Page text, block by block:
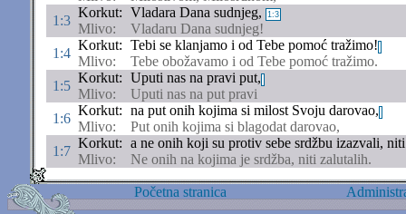
1:3
Korkut: Vladara Dana sudnjeg, 1:3
Mlivo:
Vladaru Dana sudnjeg!
1:4
Korkut: Tebi se klanjamo i od Tebe pomoć tražimo!
Mlivo:
Tebe obožavamo i od Tebe pomoć tražimo.
1:5
Korkut: Uputi nas na pravi put,
Mlivo:
Uputi nas na put pravi
1:6
Korkut: na put onih kojima si milost Svoju darovao,
Mlivo:
Put onih kojima si blagodat darovao,
1:7
Korkut: a ne onih koji su protiv sebe srdžbu izazvali,
Mlivo:
Ne onih na kojima je srdžba, niti zalutalih.
Početna stranica